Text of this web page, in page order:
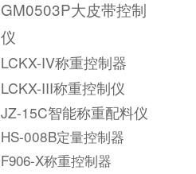
GM0503P大皮带控制
仪
LCKX-IV称重控制器
LCKX-III称重控制仪
JZ-15C智能称重配料仪
HS-008B定量控制器
F906-X称重控制器